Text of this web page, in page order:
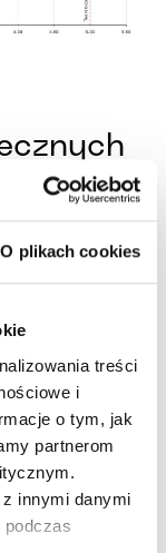
O plikach cookies
treści
i
o tym, jak
partnerom
innymi danymi
i ma jeszcze
IPsec,
się rozwojowi
się aż tak
zdecyduje
często